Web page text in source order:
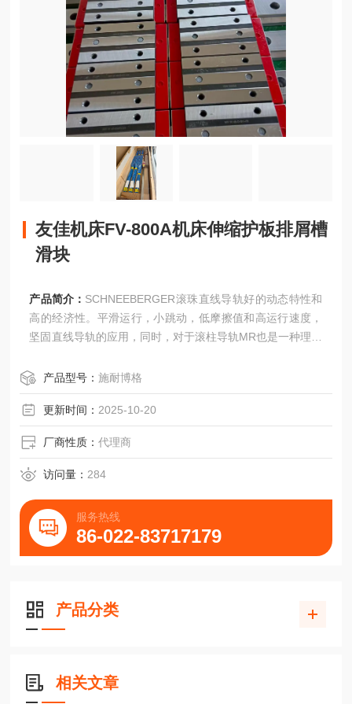
友佳机床FV-800A机床伸缩护板排屑槽
滑块
产品简介： SCHNEEBERGER滚珠直线导轨好的动态特性和
高的经济性。平滑运行，小跳动，低摩擦值和高运行速度，
坚固直线导轨的应用，同时，对于滚柱导轨MR也是一种理想
友佳机床FV-800A机床伸缩护板排屑槽滑块
产品型号：施耐博格
更新时间： 2025-10-20
厂商性质：代理商
访问量： 284
服务热线
86-022-83717179
产品分类
相关文章